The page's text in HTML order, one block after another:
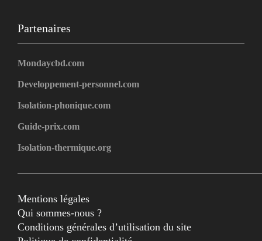
Partenaires
Mondaycbd.com
Developpement-personnel.com
Isolation-phonique.com
Guide-prix.com
Isolation-thermique.org
Mentions légales
Qui sommes-nous ?
Conditions générales d’utilisation du site